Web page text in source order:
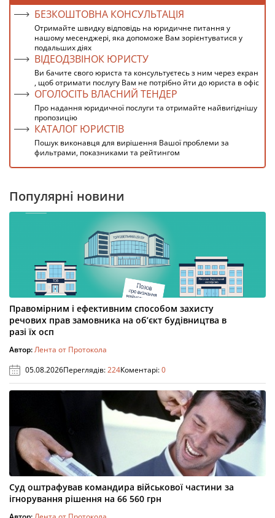
БЕЗКОШТОВНА КОНСУЛЬТАЦІЯ
Отримайте швидку відповідь на юридичне питання у
нашому месенджері, яка допоможе Вам зорієнтуватися у
подальших діях
ВІДЕОДЗВІНОК ЮРИСТУ
Ви бачите свого юриста та консультуєтесь з ним через екран
, щоб отримати послугу Вам не потрібно йти до юриста в офіс
ОГОЛОСІТЬ ВЛАСНИЙ ТЕНДЕР
Про надання юридичної послуги та отримайте найвигіднішу
пропозицію
КАТАЛОГ ЮРИСТІВ
Пошук виконавця для вирішення Вашої проблеми за
фильтрами, показниками та рейтингом
Популярні новини
Правомірним і ефективним способом захисту
речових прав замовника на об’єкт будівництва в
разі їх осп
Автор:Лента от Протокола
05.08.2026Переглядів:224Коментарі:0
Суд оштрафував командира військової частини за
ігнорування рішення на 66 560 грн